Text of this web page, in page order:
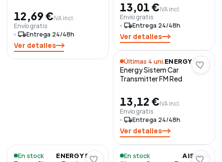
12,69 €IVA incl.
Envío gratis
local_shippingEntrega 24/48h
Ver detalles
13,01 €IVA incl.
Envío gratis
local_shippingEntrega 24/48h
Ver detalles
Últimas 4 uni. ENERGY SISTEM
Energy Sistem Car
Transmitter FM Red
13,12 €IVA incl.
Envío gratis
local_shippingEntrega 24/48h
Ver detalles
En stock ENERGY SISTEM En stock AISENS